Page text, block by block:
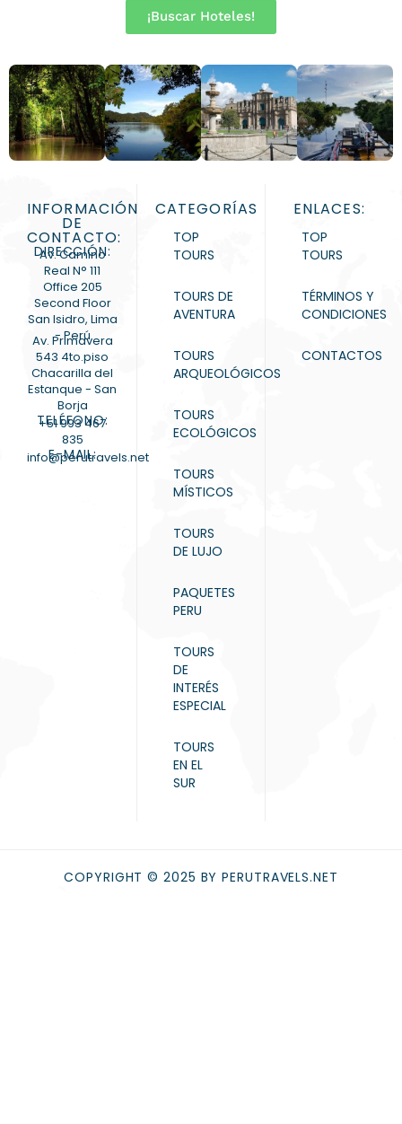
¡Buscar Hoteles!
INFORMACIÓN
DE
CONTACTO:
DIRECCIÓN:
Av. Camino
Real N° 111
Office 205
Second Floor
San Isidro, Lima
- Perú
Av. Primavera
543 4to.piso
Chacarilla del
Estanque - San
Borja
TELÉFONO:
+51 993 467
835
E-MAIL:
info@perutravels.net
CATEGORÍAS
TOP
TOURS
TOURS DE
AVENTURA
TOURS
ARQUEOLÓGICOS
TOURS
ECOLÓGICOS
TOURS
MÍSTICOS
TOURS
DE LUJO
PAQUETES
PERU
TOURS
DE
INTERÉS
ESPECIAL
TOURS
EN EL
SUR
ENLACES:
TOP
TOURS
TÉRMINOS Y
CONDICIONES
CONTACTOS
COPYRIGHT © 2025 BY PERUTRAVELS.NET